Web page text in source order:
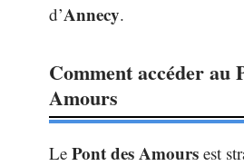
d’Annecy.
Comment accéder au
Amours
Le Pont des Amours est